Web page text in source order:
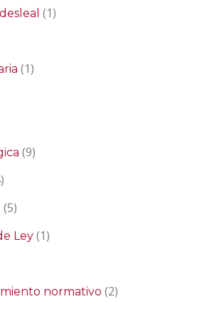
(1)
(1)
(9)
(5)
Ley (1)
normativo (2)